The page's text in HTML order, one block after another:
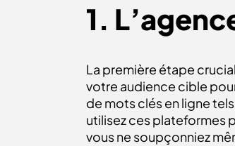
1.
La première étape
votre audience cible
de mots clés en ligne
utilisez ces plateformes
vous ne soupçonniez